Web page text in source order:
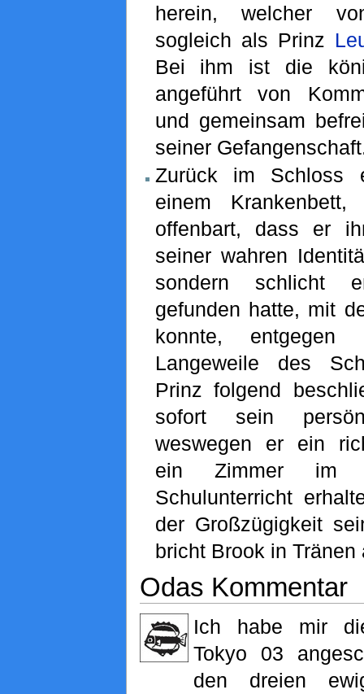
herein, welcher
sogleich als Prinz
Bei ihm ist die
angeführt von
und gemeinsam
seiner
Zurück im Schloss
einem
offenbart, dass er
seiner wahren
sondern schlicht
gefunden hatte, mit
konnte, entgegen
Langeweile des
Prinz folgend
sofort sein
weswegen er ein
ein Zimmer im
Schulunterricht
der Großzügigkeit
bricht Brook in Tränen
Odas Kommentar
Ich habe mir
Tokyo 03
den dreien